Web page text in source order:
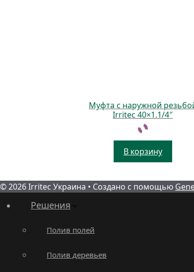
Муфта с наружной
Irritec 40×1.1/4″
В корзину
© 2026 Irritec Украина • Создано с помощью
Решения
Полив полей
Полив деревьев